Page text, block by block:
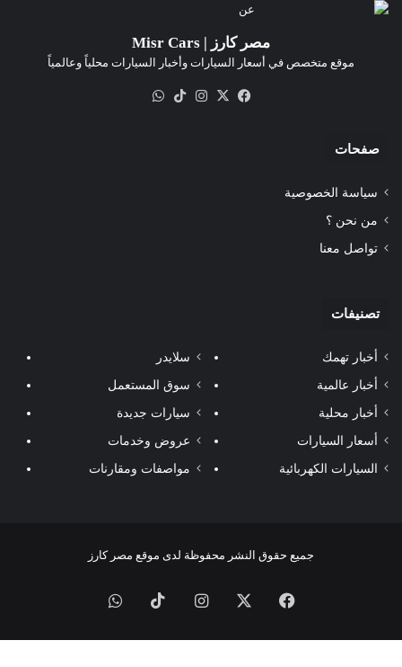
مصر كارز | Misr Cars
موقع متخصص في أسعار السيارات وأخبار السيارات محلياً وعالمياً
فيسبوك
‫X انستقرام‫TikTok
صفحات
سياسة الخصوصية
من نحن ؟
تواصل معنا
تصنيفات
أخبار تهمك
أخبار عالمية
أخبار محلية
أسعار السيارات
السيارات الكهربائية
سلايدر
سوق المستعمل
سيارات جديدة
عروض وخدمات
مواصفات ومقارنات
جميع حقوق النشر محفوظة لدى موقع مصر كارز
فيسبوك انستقرام‫TikTokواتساب